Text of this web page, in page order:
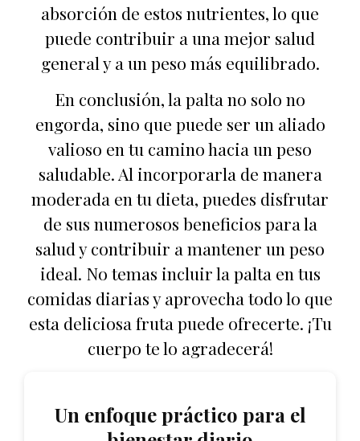
absorción de estos nutrientes, lo que
puede contribuir a una mejor salud
general y a un peso más equilibrado.
En conclusión, la palta no solo no
engorda, sino que puede ser un aliado
valioso en tu camino hacia un peso
saludable. Al incorporarla de manera
moderada en tu dieta, puedes disfrutar
de sus numerosos beneficios para la
salud y contribuir a mantener un peso
ideal. No temas incluir la palta en tus
comidas diarias y aprovecha todo lo que
esta deliciosa fruta puede ofrecerte. ¡Tu
cuerpo te lo agradecerá!
Un enfoque práctico para el